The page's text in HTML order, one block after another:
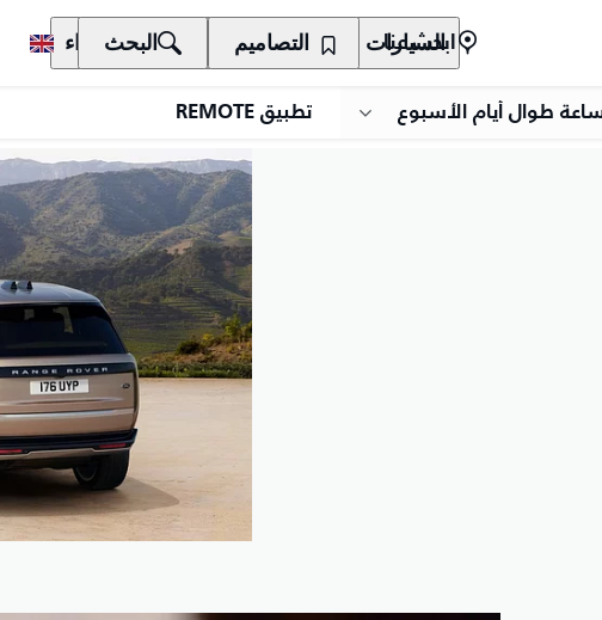
السيارات المالكون الاكتشاف الشراء ابحث عنا التصاميم البحث
طوال أيام الأسبوع تطبيق REMOTE